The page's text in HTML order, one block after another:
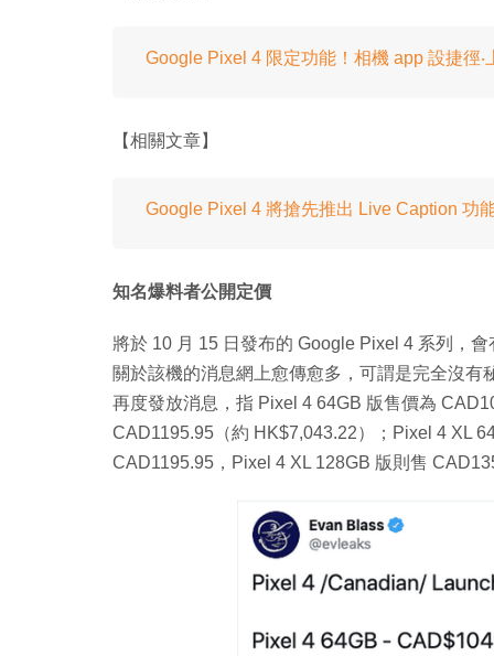
Google Pixel 4 限定功能！相機 app 設捷徑‧
【相關文章】
Google Pixel 4 將搶先推出 Live Caption 功
知名爆料者公開定價
將於 10 月 15 日發布的 Google Pixel 4 系列，
關於該機的消息網上愈傳愈多，可謂是完全沒
再度發放消息，指 Pixel 4 64GB 版售價為
CAD1195.95（約 HK$7,043.22）；Pixel 4 XL
CAD1195.95，Pixel 4 XL 128GB 版則售